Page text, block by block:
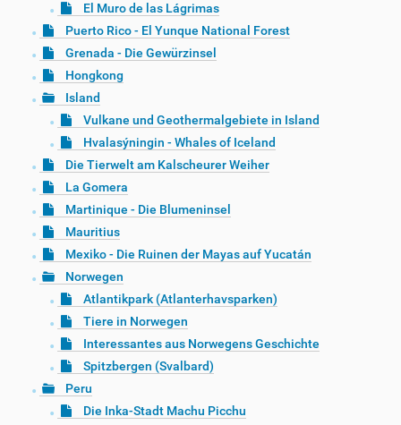
El Muro de las Lágrimas
Puerto Rico - El Yunque National Forest
Grenada - Die Gewürzinsel
Hongkong
Island
Vulkane und Geothermalgebiete in Island
Hvalasýningin - Whales of Iceland
Die Tierwelt am Kalscheurer Weiher
La Gomera
Martinique - Die Blumeninsel
Mauritius
Mexiko - Die Ruinen der Mayas auf Yucatán
Norwegen
Atlantikpark (Atlanterhavsparken)
Tiere in Norwegen
Interessantes aus Norwegens Geschichte
Spitzbergen (Svalbard)
Peru
Die Inka-Stadt Machu Picchu